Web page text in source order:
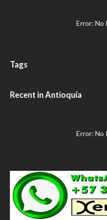
Error: No
Tags
Recent in Antioquía
Error: No